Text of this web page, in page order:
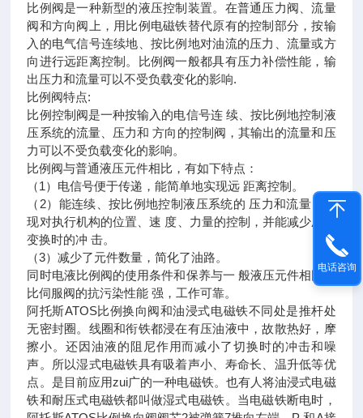
比例阀是一种新型的液压控制装置。在普通压力阀、流量
阀和方向阀上，用比例电磁铁替代原有的控制部分，按输
入的电气信号连续地、按比例地对油流的压力、流量或方
向进行远距离控制。比例阀一般都具有压力补偿性能，输
出压力和流量可以不受负载变化的影响.
比例阀特点:
比例控制阀是一种按输入的电信号连 续、按比例地控制液
压系统的流量、压力和 方向的控制阀，其输出的流量和压
力可以不受负载变化的影响。
比例阀与普通液压元件相比，有如下特点：
（1）电信号便于传递，能简单地实现远 距离控制。
（2）能连续、按比例地控制液压系统的 压力和流量，实
现对执行机构的位置、速 度、力量的控制，并能减少压力
变换时的冲 击。
（3）减少了元件数量，简化了油路。
同时电液比例阀的使用条件和保养与一 般液压元件相同，
比伺服阀的抗污染性能 强，工作可靠。
阿托斯ATOS比例换向阀和油浸式电磁铁不同处是推杆处
无密封圈。线圈和衔铁都浸在有压油液中，故散热好，摩
擦小。还因油液的阻尼作用而减小了切换时的冲击和噪
声。所以湿式电磁铁具有吸着声小、寿命长、温升低等优
点。是目前应用zui广的一种电磁铁。也有人将油浸式电磁
铁和耐压式电磁铁都叫做湿式电磁铁。当电磁铁断电时，
电话咨询